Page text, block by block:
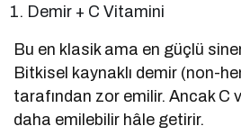
Demir + C Vitamini
Bu en klasik ama en güçlü
Bitkisel kaynaklı demir (non-
tarafından zor emilir. Ancak C
daha emilebilir hâle getirir.